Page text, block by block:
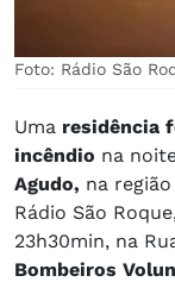
Foto: Rádio São
Uma residência
incêndio na
Agudo, na
Rádio São
23h30min, na
Bombeiros